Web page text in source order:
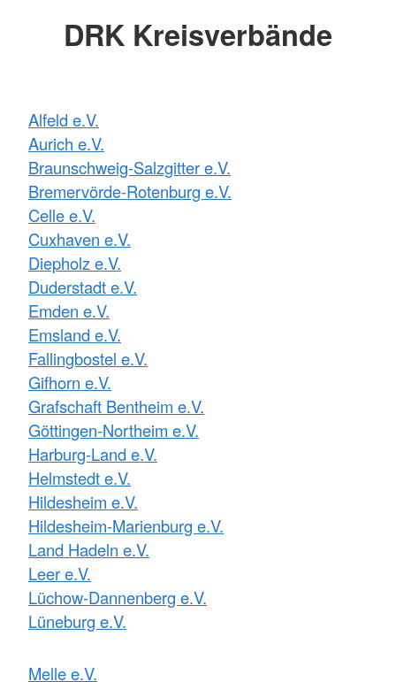
DRK Kreisverbände
Alfeld e.V.
Aurich e.V.
Braunschweig-Salzgitter e.V.
Bremervörde-Rotenburg e.V.
Celle e.V.
Cuxhaven e.V.
Diepholz e.V.
Duderstadt e.V.
Emden e.V.
Emsland e.V.
Fallingbostel e.V.
Gifhorn e.V.
Grafschaft Bentheim e.V.
Göttingen-Northeim e.V.
Harburg-Land e.V.
Helmstedt e.V.
Hildesheim e.V.
Hildesheim-Marienburg e.V.
Land Hadeln e.V.
Leer e.V.
Lüchow-Dannenberg e.V.
Lüneburg e.V.
Melle e.V.